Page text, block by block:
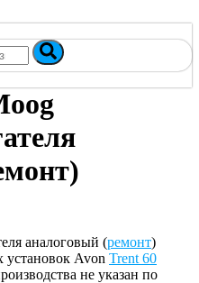
аналоговый (ремонт)
установок Avon Trent 60
не указан по